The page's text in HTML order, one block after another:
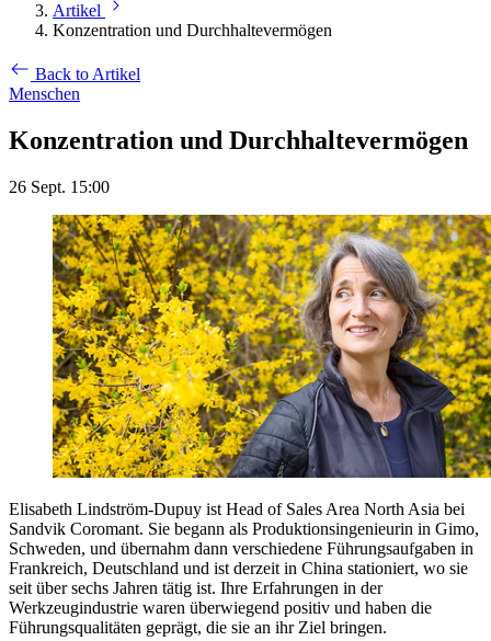
Artikel
Konzentration und Durchhaltevermögen
Back to Artikel
Menschen
Konzentration und Durchhaltevermögen
26 Sept. 15:00
Elisabeth Lindström-Dupuy ist Head of Sales Area North Asia bei
Sandvik Coromant. Sie begann als Produktionsingenieurin in Gimo,
Schweden, und übernahm dann verschiedene Führungsaufgaben in
Frankreich, Deutschland und ist derzeit in China stationiert, wo sie
seit über sechs Jahren tätig ist. Ihre Erfahrungen in der
Werkzeugindustrie waren überwiegend positiv und haben die
Führungsqualitäten geprägt, die sie an ihr Ziel bringen.